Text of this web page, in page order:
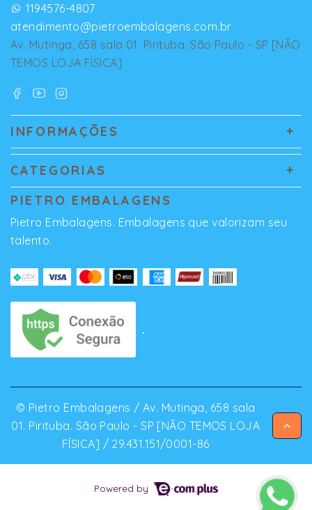
1194576-4807
atendimento@pietroembalagens.com.br
Av. Mutinga, 658 sala 01. Pirituba. São Paulo - SP [NÃO
TEMOS LOJA FÍSICA]
INFORMAÇÕES
CATEGORIAS
PIETRO EMBALAGENS
Pietro Embalagens. Embalagens que valorizam seu
talento.
© Pietro Embalagens / Av. Mutinga, 658 sala
01. Pirituba. São Paulo - SP [NÃO TEMOS LOJA
FÍSICA] / 29.431.151/0001-86
Powered by